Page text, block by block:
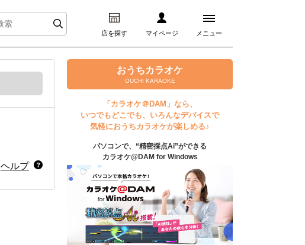
店を探す マイページ メニュー
ログイン
マイページ
プレミアムサービス
DAM★とも動画
DAM★とも録音
カラオケ＠DAM
ユーザー検索
ヘルプ
おうちカラオケ
OUCHI KARAOKE
「カラオケ＠DAM」なら、
いつでもどこでも、いろんなデバイスで
気軽におうちカラオケが楽しめる♪
パソコンで、“精密採点Ai”ができる
カラオケ@DAM for Windows